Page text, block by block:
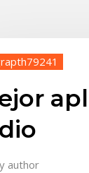
author